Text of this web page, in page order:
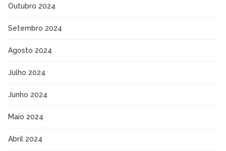
Outubro 2024
Setembro 2024
Agosto 2024
Julho 2024
Junho 2024
Maio 2024
Abril 2024